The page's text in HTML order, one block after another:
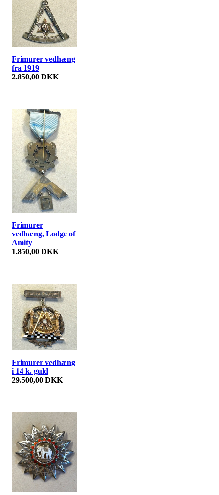
Frimurer vedhæng
fra 1919
2.850,00 DKK
Frimurer
vedhæng, Lodge of
Amity
1.850,00 DKK
Frimurer vedhæng
i 14 k. guld
29.500,00 DKK